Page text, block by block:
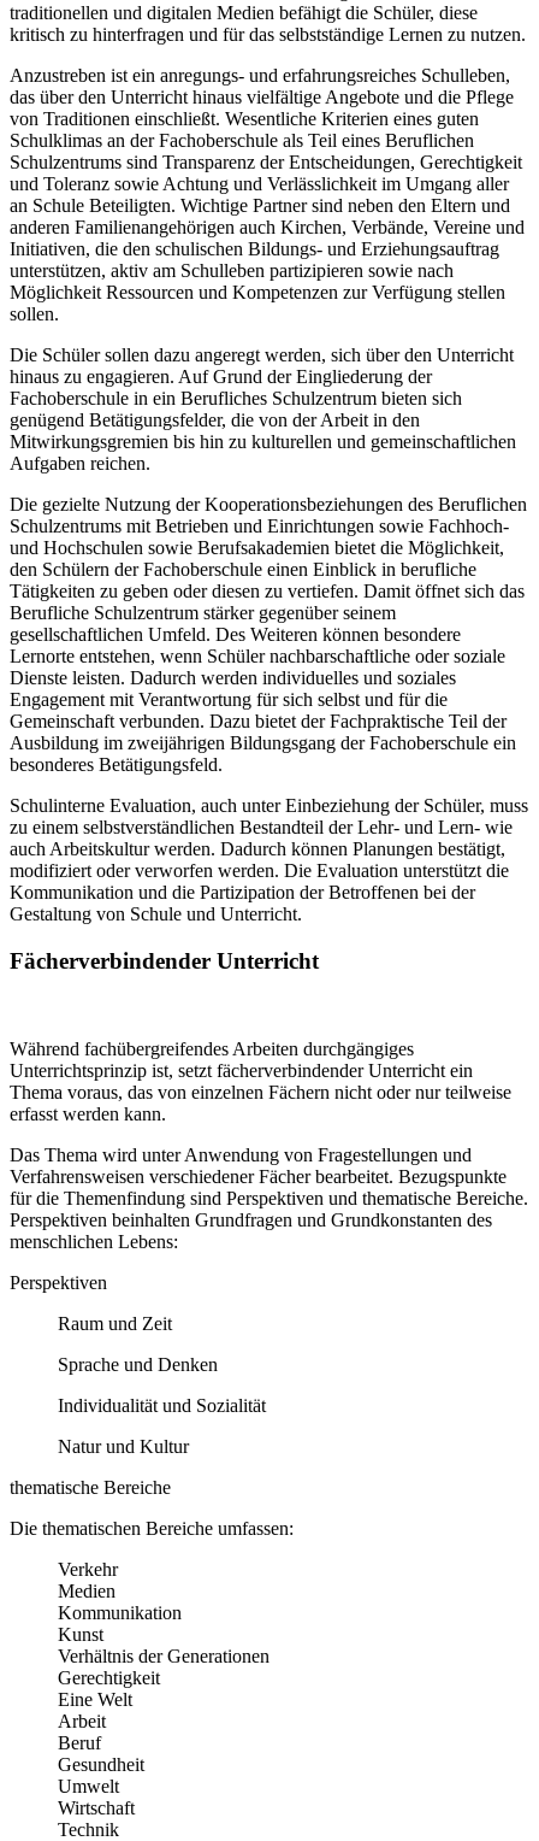
traditionellen und digitalen Medien befähigt die Schüler, diese
kritisch zu hinterfragen und für das selbstständige Lernen zu nutzen.
Anzustreben ist ein anregungs- und erfahrungsreiches Schulleben,
das über den Unterricht hinaus vielfältige Angebote und die Pflege
von Traditionen einschließt. Wesentliche Kriterien eines guten
Schulklimas an der Fachoberschule als Teil eines Beruflichen
Schulzentrums sind Transparenz der Entscheidungen, Gerechtigkeit
und Toleranz sowie Achtung und Verlässlichkeit im Umgang aller
an Schule Beteiligten. Wichtige Partner sind neben den Eltern und
anderen Familienangehörigen auch Kirchen, Verbände, Vereine und
Initiativen, die den schulischen Bildungs- und Erziehungsauftrag
unterstützen, aktiv am Schulleben partizipieren sowie nach
Möglichkeit Ressourcen und Kompetenzen zur Verfügung stellen
sollen.
Die Schüler sollen dazu angeregt werden, sich über den Unterricht
hinaus zu engagieren. Auf Grund der Eingliederung der
Fachoberschule in ein Berufliches Schulzentrum bieten sich
genügend Betätigungsfelder, die von der Arbeit in den
Mitwirkungsgremien bis hin zu kulturellen und gemeinschaftlichen
Aufgaben reichen.
Die gezielte Nutzung der Kooperationsbeziehungen des Beruflichen
Schulzentrums mit Betrieben und Einrichtungen sowie Fachhoch-
und Hochschulen sowie Berufsakademien bietet die Möglichkeit,
den Schülern der Fachoberschule einen Einblick in berufliche
Tätigkeiten zu geben oder diesen zu vertiefen. Damit öffnet sich das
Berufliche Schulzentrum stärker gegenüber seinem
gesellschaftlichen Umfeld. Des Weiteren können besondere
Lernorte entstehen, wenn Schüler nachbarschaftliche oder soziale
Dienste leisten. Dadurch werden individuelles und soziales
Engagement mit Verantwortung für sich selbst und für die
Gemeinschaft verbunden. Dazu bietet der Fachpraktische Teil der
Ausbildung im zweijährigen Bildungsgang der Fachoberschule ein
besonderes Betätigungsfeld.
Schulinterne Evaluation, auch unter Einbeziehung der Schüler, muss
zu einem selbstverständlichen Bestandteil der Lehr- und Lern- wie
auch Arbeitskultur werden. Dadurch können Planungen bestätigt,
modifiziert oder verworfen werden. Die Evaluation unterstützt die
Kommunikation und die Partizipation der Betroffenen bei der
Gestaltung von Schule und Unterricht.
Fächerverbindender Unterricht
Während fachübergreifendes Arbeiten durchgängiges
Unterrichtsprinzip ist, setzt fächerverbindender Unterricht ein
Thema voraus, das von einzelnen Fächern nicht oder nur teilweise
erfasst werden kann.
Das Thema wird unter Anwendung von Fragestellungen und
Verfahrensweisen verschiedener Fächer bearbeitet. Bezugspunkte
für die Themenfindung sind Perspektiven und thematische Bereiche.
Perspektiven beinhalten Grundfragen und Grundkonstanten des
menschlichen Lebens:
Perspektiven
Raum und Zeit
Sprache und Denken
Individualität und Sozialität
Natur und Kultur
thematische Bereiche
Die thematischen Bereiche umfassen:
Verkehr
Medien
Kommunikation
Kunst
Verhältnis der Generationen
Gerechtigkeit
Eine Welt
Arbeit
Beruf
Gesundheit
Umwelt
Wirtschaft
Technik